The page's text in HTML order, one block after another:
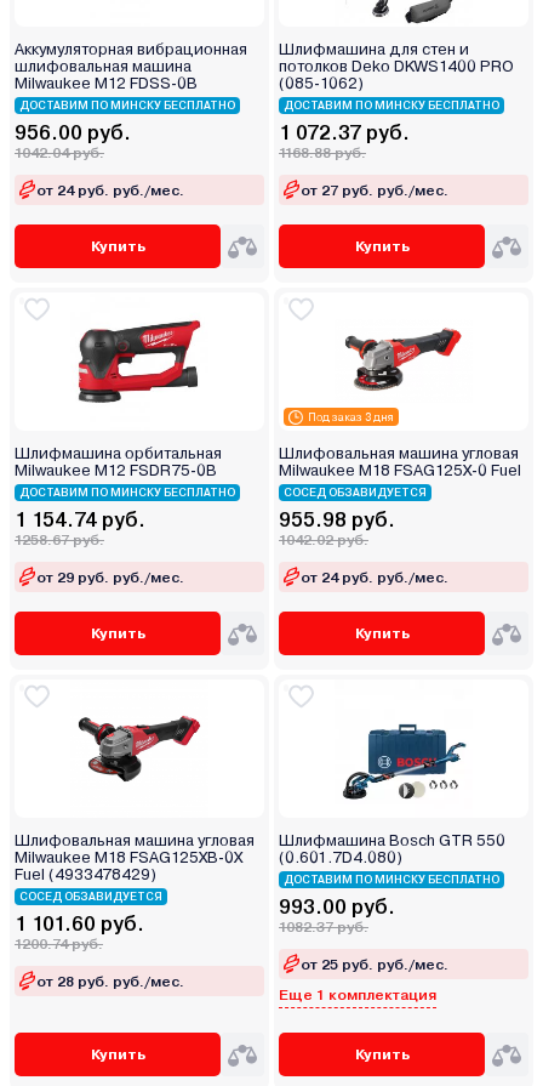
Аккумуляторная вибрационная
шлифовальная машина
Milwaukee M12 FDSS-0B
ДОСТАВИМ ПО МИНСКУ БЕСПЛАТНО
956.00 руб.
1042.04 руб.
от 24 руб. руб./мес.
Купить
Шлифмашина для стен и
потолков Deko DKWS1400 PRO
(085-1062)
ДОСТАВИМ ПО МИНСКУ БЕСПЛАТНО
1 072.37 руб.
1168.88 руб.
от 27 руб. руб./мес.
Купить
Шлифмашина орбитальная
Milwaukee M12 FSDR75-0B
ДОСТАВИМ ПО МИНСКУ БЕСПЛАТНО
1 154.74 руб.
1258.67 руб.
от 29 руб. руб./мес.
Купить
Под заказ 3 дня
Шлифовальная машина угловая
Milwaukee M18 FSAG125X-0 Fuel
СОСЕД ОБЗАВИДУЕТСЯ
955.98 руб.
1042.02 руб.
от 24 руб. руб./мес.
Купить
Шлифовальная машина угловая
Milwaukee M18 FSAG125XB-0X
Fuel (4933478429)
СОСЕД ОБЗАВИДУЕТСЯ
1 101.60 руб.
1200.74 руб.
от 28 руб. руб./мес.
Купить
Шлифмашина Bosch GTR 550
(0.601.7D4.080)
ДОСТАВИМ ПО МИНСКУ БЕСПЛАТНО
993.00 руб.
1082.37 руб.
от 25 руб. руб./мес.
Еще 1 комплектация
Купить